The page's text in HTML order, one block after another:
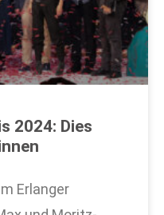
2024: Dies
Erlanger